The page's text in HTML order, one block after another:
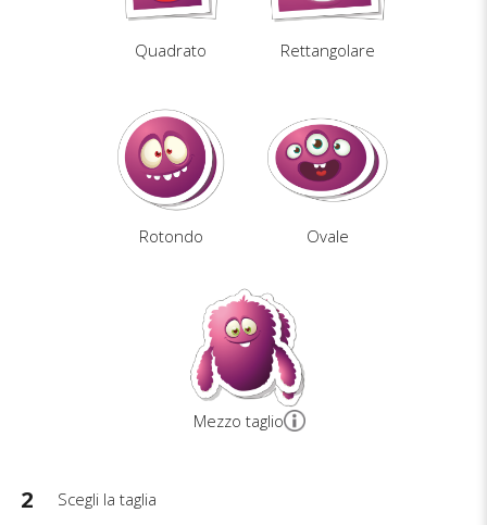
Quadrato Rettangolare
Rotondo Ovale
Mezzo taglio
2 Scegli la taglia